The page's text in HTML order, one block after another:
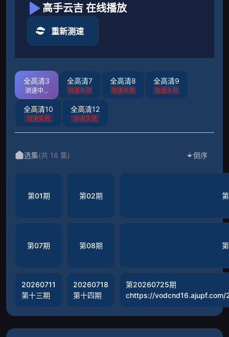
高手云吉 在线播放
重新测速
全高清3
测速失败
全高清7
测速失败
全高清8
测速失败
全高清9
测速失败
全高清10
测速失败
全高清12
测速失败
选集(共 16 集) 倒序
第01期 第02期
第07期 第08期
20260711
第十三期
20260718
第十四期
第20260725期
chttps://vodcnd16.ajupf.com/